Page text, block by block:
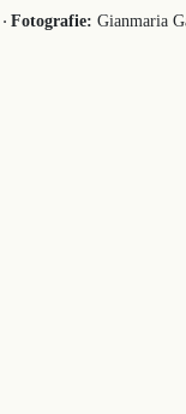
· Fotografie: Gianmaria